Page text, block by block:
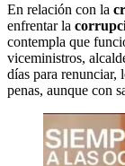
En relación con la
enfrentar la
contempla que
viceministros,
días para renunciar,
penas, aunque con